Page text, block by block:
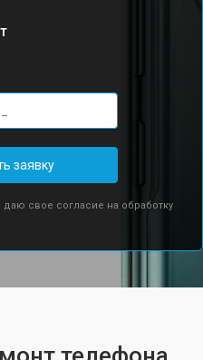
заявку
даю свое согласие на обработку